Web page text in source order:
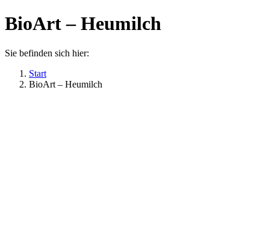
BioArt – Heumilch
Sie befinden sich hier:
Start
BioArt – Heumilch